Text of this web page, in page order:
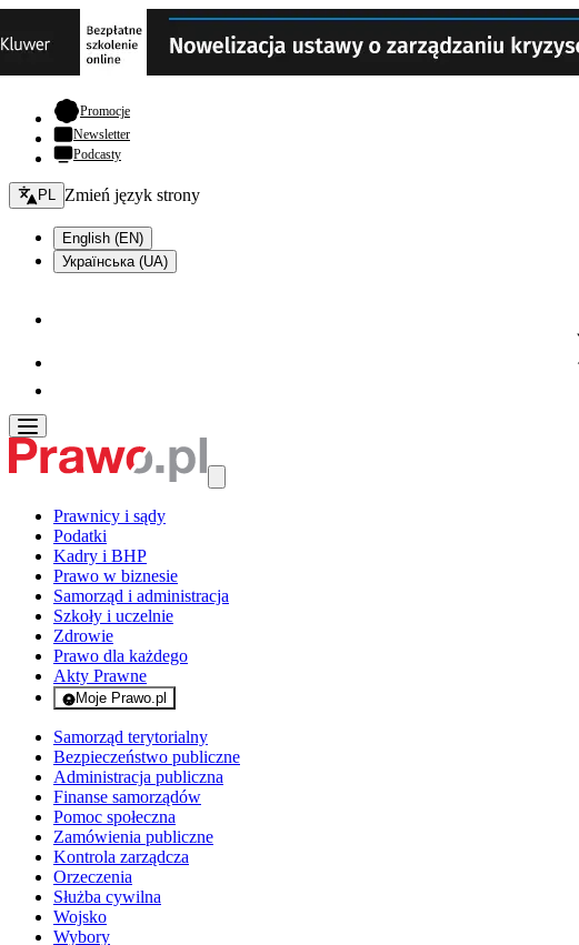
Promocje- otwiera się w nowej karcie
Newsletter
Podcasty
Zmień język - bieżący:
PL Zmień język strony
English (EN)
Українська (UA)
Prawnicy i sądy
Podatki
Kadry i BHP
Prawo w biznesie
Samorząd i administracja
Szkoły i uczelnie
Zdrowie
Prawo dla każdego
Akty Prawne
Moje Prawo.pl
- rejestracja i logowanie do serwisu
Samorząd terytorialny
Bezpieczeństwo publiczne
Administracja publiczna
Finanse samorządów
Pomoc społeczna
Zamówienia publiczne
Kontrola zarządcza
Orzeczenia
Służba cywilna
Wojsko
Wybory